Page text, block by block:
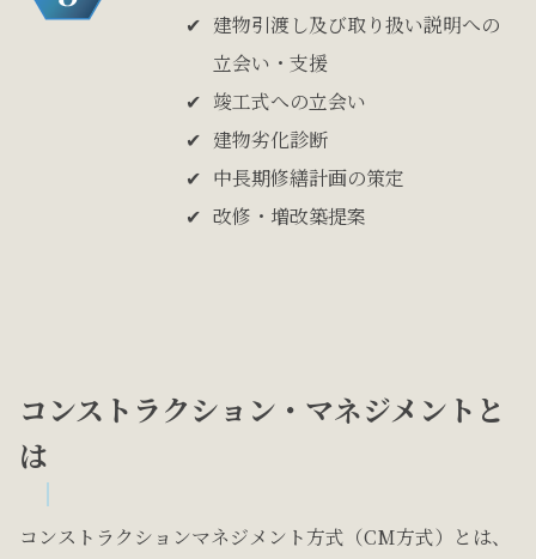
建物引渡し及び取り扱い説明への
立会い・支援
竣工式への立会い
建物劣化診断
中長期修繕計画の策定
改修・増改築提案
コンストラクション・マネジメントと
は
コンストラクションマネジメント方式（CM方式）とは、